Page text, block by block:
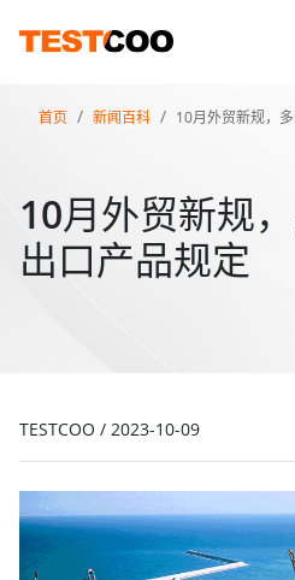
首页 新闻百科 10月外贸新规，
10月外贸新规
出口产品规定
TESTCOO / 2023-10-09